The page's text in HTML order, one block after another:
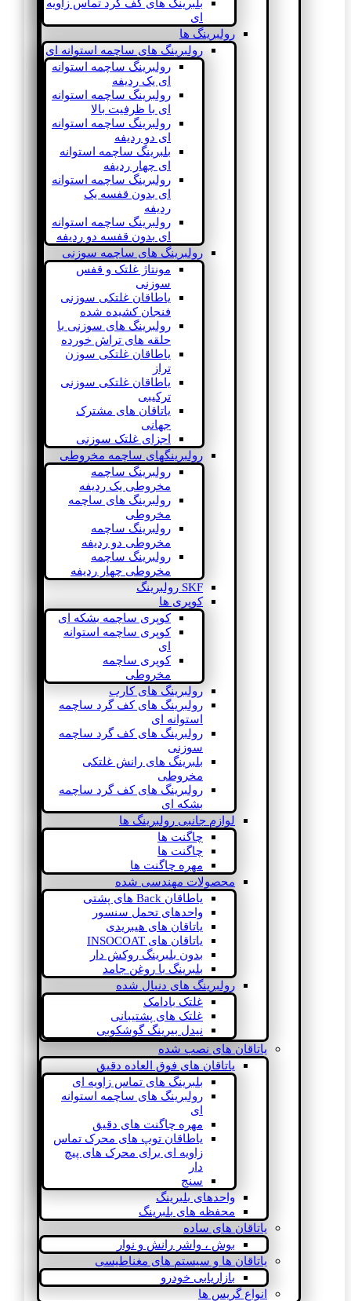
بلبرینگ های کف گرد تماس زاویه
ای
رولبرینگ ها
رولبرینگ های ساچمه استوانه ای
رولبرینگ ساچمه استوانه
ای یک ردیفه
رولبرینگ ساچمه استوانه
ای با ظرفیت بالا
رولبرینگ ساچمه استوانه
ای دو ردیفه
بلبرینگ ساچمه استوانه
ای چهار ردیفه
رولبرینگ ساچمه استوانه
ای بدون قفسه یک
ردیفه
رولبرینگ ساچمه استوانه
ای بدون قفسه دو ردیفه
رولبرینگ های ساچمه سوزنی
مونتاژ غلتک و قفس
سوزنی
یاطاقان غلتکی سوزنی
فنجان کشیده شده
رولبرینگ های سوزنی با
حلقه های تراش خورده
یاطاقان غلتکی سوزن
تراز
یاطاقان غلتکی سوزنی
ترکیبی
یاتاقان های مشترک
جهانی
اجزای غلتک سوزنی
رولبرینگهای ساچمه مخروطی
رولبرینگ ساچمه
مخروطی یک ردیفه
رولبرینگ های ساچمه
مخروطی
رولبرینگ ساچمه
مخروطی دو ردیفه
رولبرینگ ساچمه
مخروطی چهار ردیفه
SKF رولبرینگ
کوپری ها
کوپری ساچمه بشکه ای
کوپری ساچمه استوانه
ای
کوپری ساچمه
مخروطی
رولبرینگ های کارب
رولبرینگ های کف گرد ساچمه
استوانه ای
رولبرینگ های کف گرد ساچمه
سوزنی
بلبرینگ های رانش غلتکی
مخروطی
رولبرینگ های کف گرد ساچمه
بشکه ای
لوازم جانبی رولبرینگ ها
چاگنت ها
چاگنت ها
مهره چاگنت ها
محصولات مهندسی شده
یاطاقان Back های پشتی
واحدهای تحمل سنسور
یاتاقان های هیبریدی
یاتاقان های INSOCOAT
بدون بلبرینگ روکش دار
بلبرینگ با روغن جامد
رولبرینگ های دنبال شده
غلتک بادامک
غلتک های پشتیبانی
نیدل بیرینگ گوشکوبی
یاتاقان های نصب شده
یاتاقان های فوق العاده دقیق
بلبرینگ های تماس زاویه ای
رولبرینگ های ساچمه استوانه
ای
مهره چاگنت های دقیق
یاطاقان توپ های محرک تماس
زاویه ای برای محرک های پیچ
دار
سنج
واحدهای بلبرینگ
محفظه های بلبرینگ
یاتاقان های ساده
بوش ، واشر رانش و نوار
یاتاقان ها و سیستم های مغناطیسی
بازاریابی خودرو
انواع گریس ها